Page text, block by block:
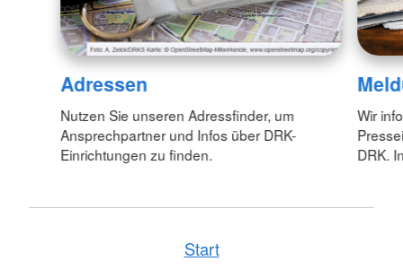
Adressen
Nutzen Sie unseren Adressfinder, um
Ansprechpartner und Infos über DRK-
Einrichtungen zu finden.
Wir
DRK.
Start